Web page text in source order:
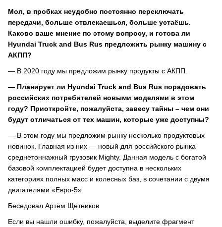
Мол, в пробках неудобно постоянно переключать
передачи, больше отвлекаешься, больше устаёшь.
Каково ваше мнение по этому вопросу, и готова ли
Hyundai Truck and Bus Rus предложить рынку машину с
АКПП?
— В 2020 году мы предложим рынку продукты с АКПП.
— Планирует ли Hyundai Truck and Bus Rus порадовать
российских потребителей новыми моделями в этом
году? Приоткройте, пожалуйста, завесу тайны – чем они
будут отличаться от тех машин, которые уже доступны?
— В этом году мы предложим рынку несколько продуктовых
новинок. Главная из них — новый для российского рынка
среднетоннажный грузовик Mighty. Данная модель с богатой
базовой комплектацией будет доступна в нескольких
категориях полных масс и колесных баз, в сочетании с двумя
двигателями «Евро-5».
Беседовал Артём Щетников
Если вы нашли ошибку, пожалуйста, выделите фрагмент